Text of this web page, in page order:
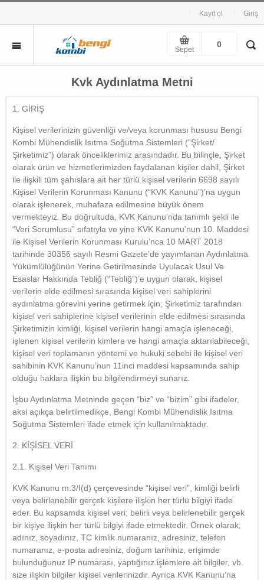
Kayıt ol Giriş
Sepet
0
Kvk Aydınlatma Metni
1. GİRİŞ
Kişisel verilerinizin güvenliği ve/veya korunması hususu Bengi
Kombi Mühendislik Isıtma Soğutma Sistemleri (“Şirket/
Şirketimiz”) olarak önceliklerimiz arasındadır. Bu bilinçle, Şirket
olarak ürün ve hizmetlerimizden faydalanan kişiler dahil, Şirket
ile ilişkili tüm şahıslara ait her türlü kişisel verilerin 6698 sayılı
Kişisel Verilerin Korunması Kanunu (“KVK Kanunu”)’na uygun
olarak işlenerek, muhafaza edilmesine büyük önem
vermekteyiz. Bu doğrultuda, KVK Kanunu’nda tanımlı şekli ile
“Veri Sorumlusu” sıfatıyla ve yine KVK Kanunu’nun 10. Maddesi
ile Kişisel Verilerin Korunması Kurulu’nca 10 MART 2018
tarihinde 30356 sayılı Resmi Gazete’de yayımlanan Aydınlatma
Yükümlülüğünün Yerine Getirilmesinde Uyulacak Usul Ve
Esaslar Hakkında Tebliğ (“Tebliğ”)’e uygun olarak, kişisel
verilerin elde edilmesi sırasında kişisel veri sahiplerini
aydınlatma görevini yerine getirmek için; Şirketimiz tarafından
kişisel veri sahiplerine kişisel verilerinin elde edilmesi sırasında
Şirketimizin kimliği, kişisel verilerin hangi amaçla işleneceği,
işlenen kişisel verilerin kimlere ve hangi amaçla aktarılabileceği,
kişisel veri toplamanın yöntemi ve hukuki sebebi ile kişisel veri
sahibinin KVK Kanunu’nun 11inci maddesi kapsamında sahip
olduğu haklara ilişkin bu bilgilendirmeyi sunarız.
İşbu Aydınlatma Metninde geçen “biz” ve “bizim” gibi ifadeler,
aksi açıkça belirtilmedikçe, Bengi Kombi Mühendislik Isıtma
Soğutma Sistemleri ifade etmek için kullanılmaktadır.
2. KİŞİSEL VERİ
2.1. Kişisel Veri Tanımı
KVK Kanunu m.3/I(d) çerçevesinde “kişisel veri”, kimliği belirli
veya belirlenebilir gerçek kişilere ilişkin her türlü bilgiyi ifade
eder. Bu kapsamda kişisel veri; belirli veya belirlenebilir gerçek
bir kişiye ilişkin her türlü bilgiyi ifade etmektedir. Örnek olarak;
adınız, soyadınız, TC kimlik numaranız, adresiniz, telefon
numaranız, e-posta adresiniz, doğum tarihiniz, erişimde
bulunduğunuz IP numarası, yaptığınız işlemlere ait bilgiler, vb.
size ilişkin bilgiler kişisel verilerinizdir. Ayrıca KVK Kanunu’na